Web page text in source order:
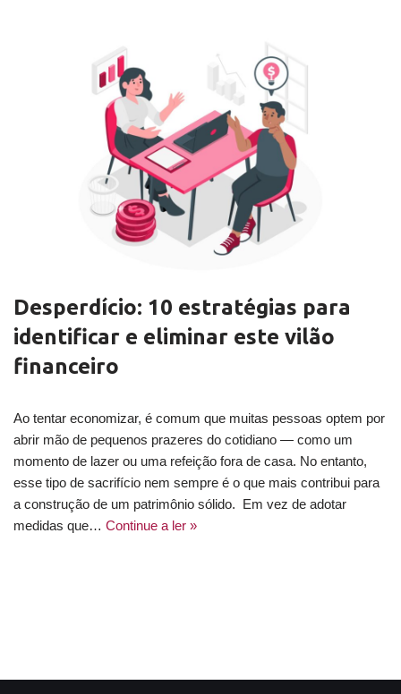
Desperdício: 10 estratégias para
identificar e eliminar este vilão
financeiro
Ao tentar economizar, é comum que muitas pessoas optem por
abrir mão de pequenos prazeres do cotidiano — como um
momento de lazer ou uma refeição fora de casa. No entanto,
esse tipo de sacrifício nem sempre é o que mais contribui para
a construção de um patrimônio sólido. Em vez de adotar
medidas que… Continue a ler »